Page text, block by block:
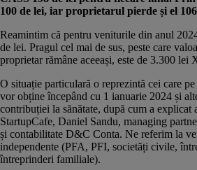
100 de lei, iar proprietarul pierde și el
Reamintim că pentru veniturile din anul
de lei. Pragul cel mai de sus, peste care
proprietar rămâne aceeași, este de 3.300 lei
O situație particulară o reprezintă cei care
vor obține începând cu 1 ianuarie 2024 și
contribuției la sănătate, după cum a explicat
StartupCafe, Daniel Sandu, managing
și contabilitate D&C Conta. Ne referim la
independente (PFA, PFI, societăți civile,
întreprinderi familiale).